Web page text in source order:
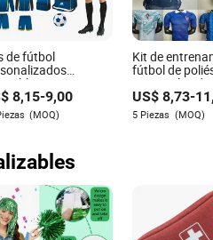
de fútbol
para
MOQ 10,
de diseño
8,15-9,00
(MOQ)
Kit de
fútbol de
absorbe la
para club de
US$8,73-
5 Piezas (MOQ)